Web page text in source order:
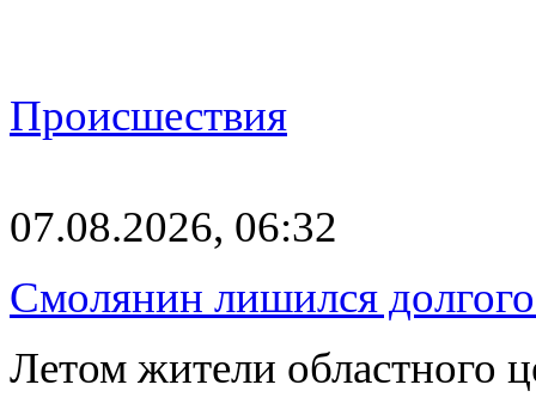
Происшествия
07.08.2026, 06:32
Смолянин лишился
Летом жители областного